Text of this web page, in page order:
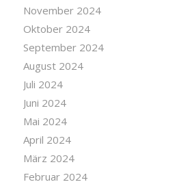
November 2024
Oktober 2024
September 2024
August 2024
Juli 2024
Juni 2024
Mai 2024
April 2024
März 2024
Februar 2024